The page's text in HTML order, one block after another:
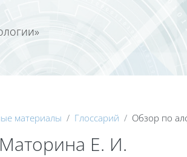
материалы Глоссарий Обзор по
Е. И.